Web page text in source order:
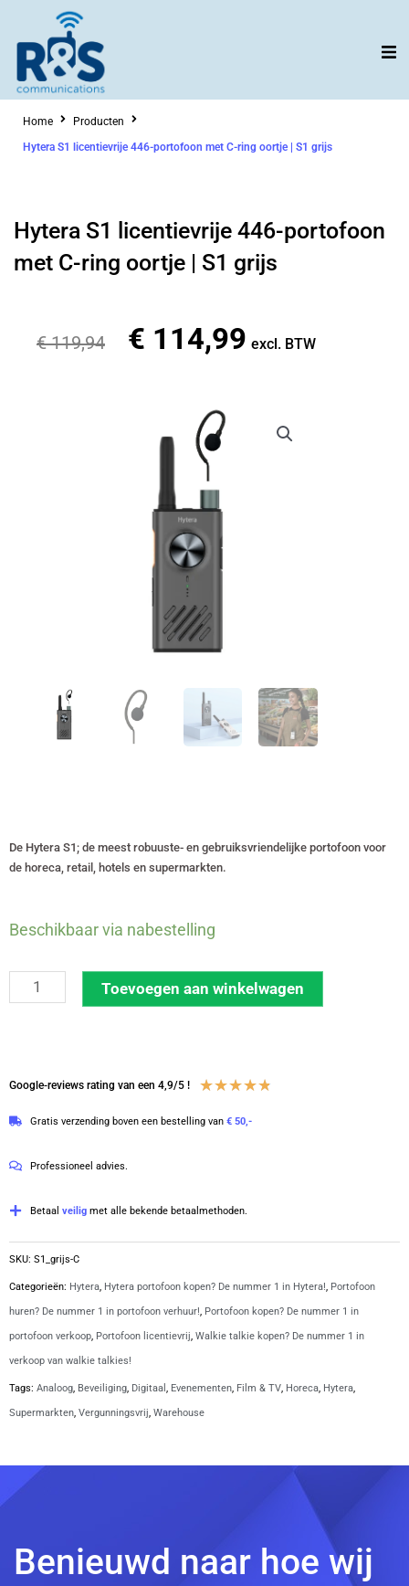
inhoud
Home
Producten
Hytera S1 licentievrije 446-portofoon met C-ring oortje | S1 grijs
Hytera S1 licentievrije 446-portofoon
met C-ring oortje | S1 grijs
€119,94
Oorspronkelijke
€ 114,99 Huidige
excl. BTW
De Hytera S1; de meest robuuste- en gebruiksvriendelijke portofoon voor
de horeca, retail, hotels en supermarkten.
Beschikbaar via nabestelling
Hytera
licentievrije
446-
C-
oortje
S1
Toevoegen aan winkelwagen
Google-reviews rating van een 4,9/5 ! ★★★★★
Gratis verzending boven een bestelling van € 50,-
Professioneel advies.
Betaal veilig met alle bekende betaalmethoden.
SKU: S1_grijs-C
Categorieën: Hytera, Hytera portofoon kopen? De nummer 1 in Hytera!, Portofoon
huren? De nummer 1 in portofoon verhuur!, Portofoon kopen? De nummer 1 in
portofoon verkoop, Portofoon licentievrij, Walkie talkie kopen? De nummer 1 in
verkoop van walkie talkies!
Tags: Analoog, Beveiliging, Digitaal , Evenementen, Film & TV, Horeca, Hytera,
Supermarkten, Vergunningsvrij, Warehouse
Benieuwd naar hoe wij